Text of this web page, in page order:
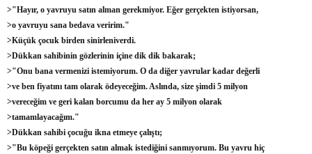
>"Hayır, o yavruyu satın alman gerekmiyor. Eğer gerçekten istiyorsan,
>o yavruyu sana bedava veririm."
>Küçük çocuk birden sinirleniverdi.
>Dükkan sahibinin gözlerinin içine dik dik bakarak;
>"Onu bana vermenizi istemiyorum. O da diğer yavrular kadar değerli
>ve ben fiyatını tam olarak ödeyeceğim. Aslında, size şimdi 5 milyon
>vereceğim ve geri kalan borcumu da her ay 5 milyon olarak
>tamamlayacağım."
>Dükkan sahibi çocuğu ikna etmeye çalıştı;
>"Bu köpeği gerçekten satın almak istediğini sanmıyorum. Bu yavru hiç